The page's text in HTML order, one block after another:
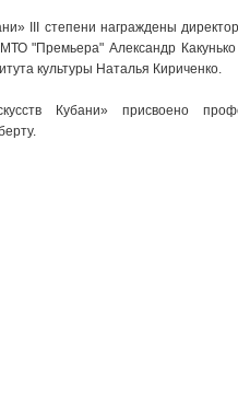
III степени награждены директор
"Премьера" Александр
культуры Наталья Кириченко.
Кубани» присвоено